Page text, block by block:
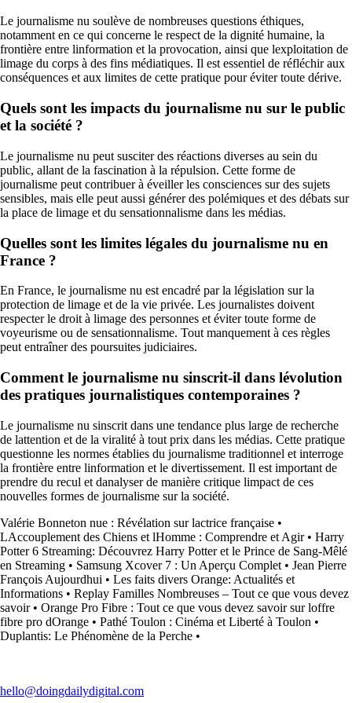
Le journalisme nu soulève de nombreuses questions éthiques,
notamment en ce qui concerne le respect de la dignité humaine, la
frontière entre linformation et la provocation, ainsi que lexploitation de
limage du corps à des fins médiatiques. Il est essentiel de réfléchir aux
conséquences et aux limites de cette pratique pour éviter toute dérive.
Quels sont les impacts du journalisme nu sur le public
et la société ?
Le journalisme nu peut susciter des réactions diverses au sein du
public, allant de la fascination à la répulsion. Cette forme de
journalisme peut contribuer à éveiller les consciences sur des sujets
sensibles, mais elle peut aussi générer des polémiques et des débats sur
la place de limage et du sensationnalisme dans les médias.
Quelles sont les limites légales du journalisme nu en
France ?
En France, le journalisme nu est encadré par la législation sur la
protection de limage et de la vie privée. Les journalistes doivent
respecter le droit à limage des personnes et éviter toute forme de
voyeurisme ou de sensationnalisme. Tout manquement à ces règles
peut entraîner des poursuites judiciaires.
Comment le journalisme nu sinscrit-il dans lévolution
des pratiques journalistiques contemporaines ?
Le journalisme nu sinscrit dans une tendance plus large de recherche
de lattention et de la viralité à tout prix dans les médias. Cette pratique
questionne les normes établies du journalisme traditionnel et interroge
la frontière entre linformation et le divertissement. Il est important de
prendre du recul et danalyser de manière critique limpact de ces
nouvelles formes de journalisme sur la société.
Valérie Bonneton nue : Révélation sur lactrice française •
LAccouplement des Chiens et lHomme : Comprendre et Agir• Harry
Potter 6 Streaming: Découvrez Harry Potter et le Prince de Sang-Mêlé
en Streaming • Samsung Xcover 7 : Un Aperçu Complet • Jean Pierre
François Aujourdhui • Les faits divers Orange: Actualités et
Informations • Replay Familles Nombreuses – Tout ce que vous devez
savoir• Orange Pro Fibre : Tout ce que vous devez savoir sur loffre
fibre pro dOrange • Pathé Toulon : Cinéma et Liberté à Toulon •
Duplantis: Le Phénomène de la Perche •
hello@doingdailydigital.com